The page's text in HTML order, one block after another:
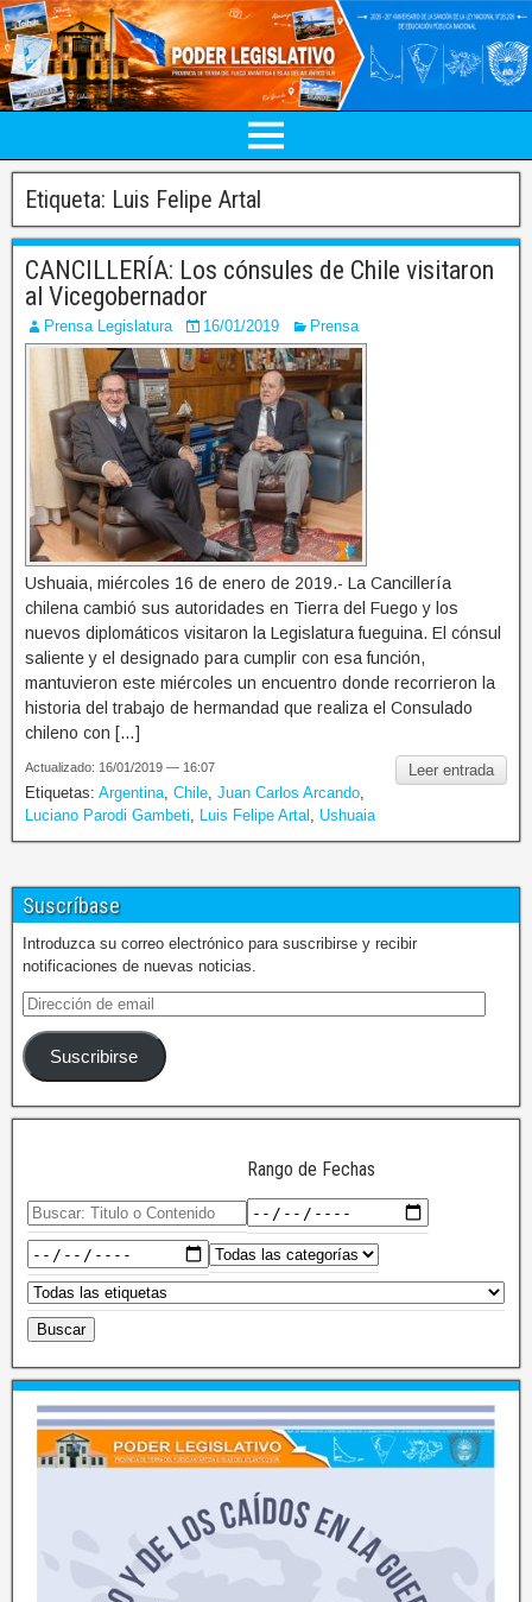
Etiqueta: Luis Felipe Artal
CANCILLERÍA: Los cónsules de Chile visitaron
al Vicegobernador
Prensa Legislatura 16/01/2019 Prensa
Ushuaia, miércoles 16 de enero de 2019.- La Cancillería
chilena cambió sus autoridades en Tierra del Fuego y los
nuevos diplomáticos visitaron la Legislatura fueguina. El cónsul
saliente y el designado para cumplir con esa función,
mantuvieron este miércoles un encuentro donde recorrieron la
historia del trabajo de hermandad que realiza el Consulado
chileno con […]
Leer entrada
Actualizado: 16/01/2019 — 16:07
Etiquetas: Argentina Chile Juan Carlos Arcando
Luciano Parodi Gambeti
Luis Felipe Artal Ushuaia
Suscríbase
Introduzca su correo electrónico para suscribirse y recibir
notificaciones de nuevas noticias.
Suscribirse
Rango de Fechas